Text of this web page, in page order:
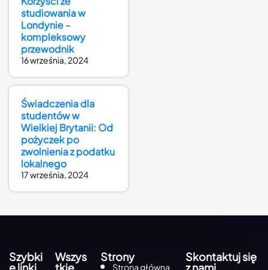
studiowania w
Londynie –
kompleksowy
przewodnik
16 września, 2024
Świadczenia dla
studentów w
Wielkiej Brytanii: Od
pożyczek po
zwolnienia z podatku
lokalnego
17 września, 2024
Szybki Wszys Strony
Strona główna
Skontaktuj się